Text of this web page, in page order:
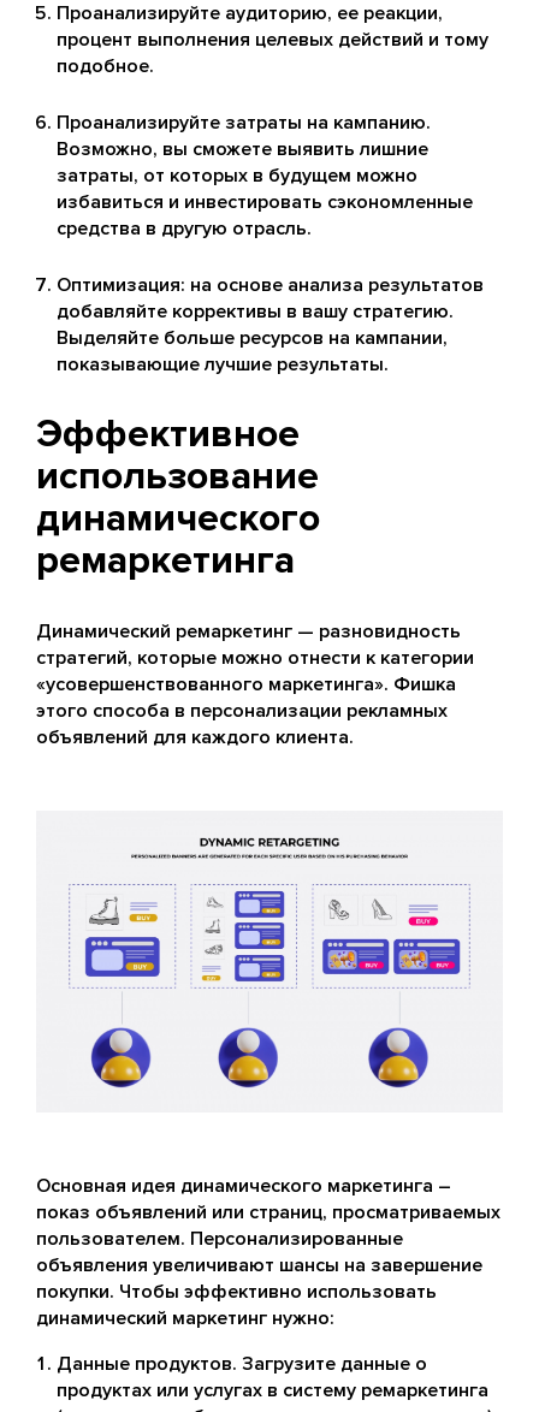
Проанализируйте аудиторию, ее реакции,
процент выполнения целевых действий и тому
подобное.
Проанализируйте затраты на кампанию.
Возможно, вы сможете выявить лишние
затраты, от которых в будущем можно
избавиться и инвестировать сэкономленные
средства в другую отрасль.
Оптимизация: на основе анализа результатов
добавляйте коррективы в вашу стратегию.
Выделяйте больше ресурсов на кампании,
показывающие лучшие результаты.
Эффективное
использование
динамического
ремаркетинга
Динамический ремаркетинг — разновидность
стратегий, которые можно отнести к категории
«усовершенствованного маркетинга». Фишка
этого способа в персонализации рекламных
объявлений для каждого клиента.
Основная идея динамического маркетинга –
показ объявлений или страниц, просматриваемых
пользователем. Персонализированные
объявления увеличивают шансы на завершение
покупки. Чтобы эффективно использовать
динамический маркетинг нужно:
Данные продуктов. Загрузите данные о
продуктах или услугах в систему ремаркетинга